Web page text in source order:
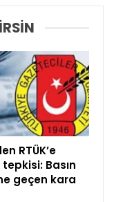
RTÜK’e
tepkisi: Basın
geçen kara